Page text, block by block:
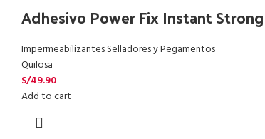
Adhesivo Power Fix Instant
Impermeabilizantes Selladores y Pegamentos
Quilosa
S/49.90
Add to cart